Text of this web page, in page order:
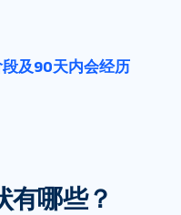
及90天内会经历
有哪些？